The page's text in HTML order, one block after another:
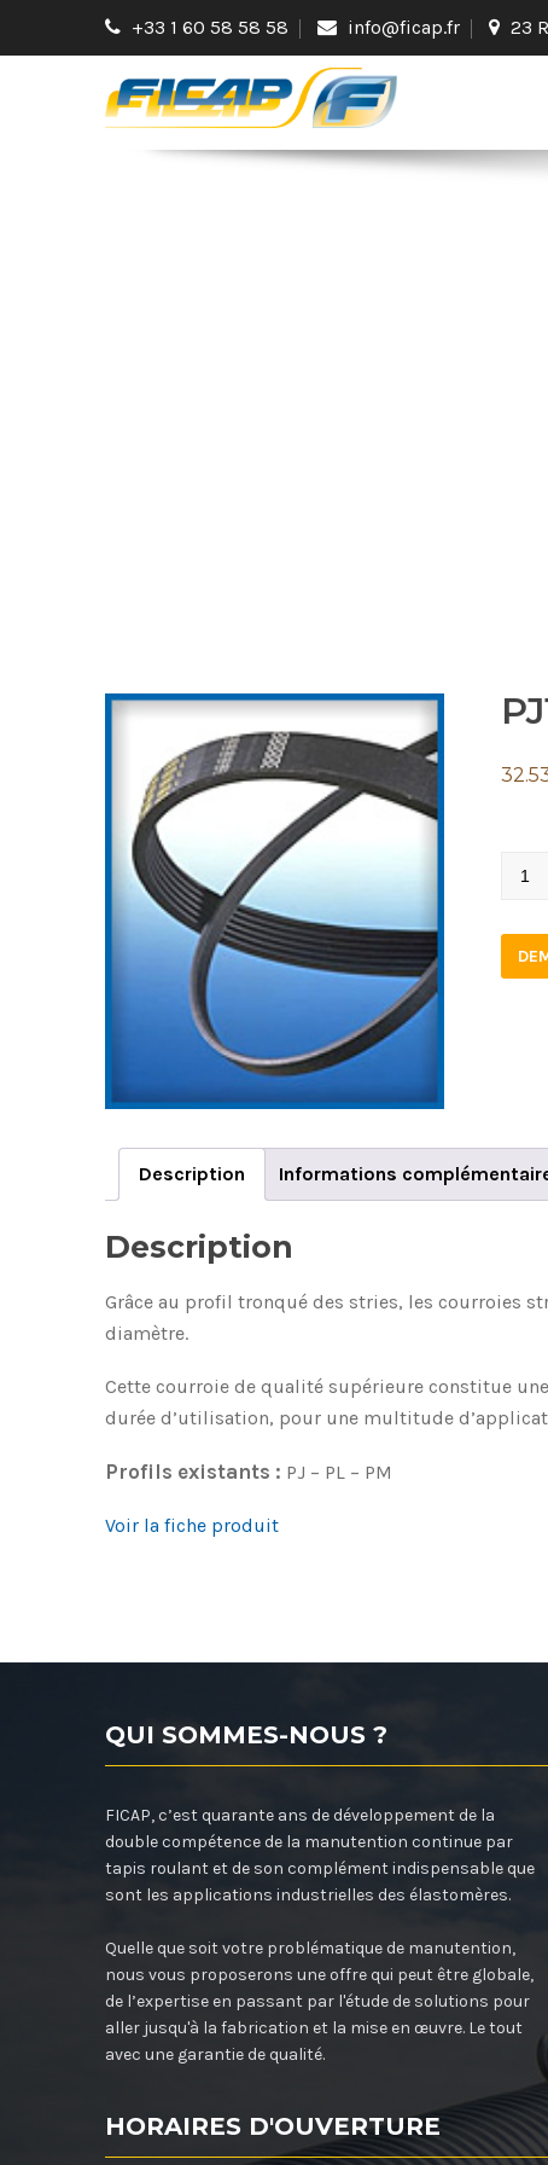
+33 1 60 58 58 58 info@ficap.fr 23
Description Informations
Description
Grâce au profil tronqué des stries, les courroies
diamètre.
Cette courroie de qualité supérieure constitue
durée d’utilisation, pour une multitude
Profils existants : PJ – PL – PM
Voir la fiche produit
QUI SOMMES-NOUS ?
FICAP, c’est quarante ans de développement de la
double compétence de la manutention continue par
tapis roulant et de son complément indispensable que
sont les applications industrielles des élastomères.
Quelle que soit votre problématique de manutention,
nous vous proposerons une offre qui peut être globale,
de l’expertise en passant par l'étude de solutions pour
aller jusqu'à la fabrication et la mise en œuvre. Le tout
avec une garantie de qualité.
HORAIRES D'OUVERTURE